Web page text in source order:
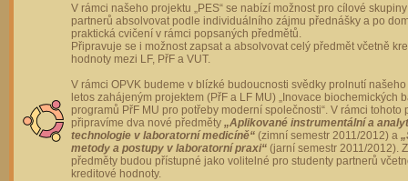
V rámci našeho projektu „PES“ se nabízí možnost pro cílové
partnerů absolvovat podle individuálního zájmu přednášky a po
praktická cvičení v rámci popsaných předmětů.
Připravuje se i možnost zapsat a absolvovat celý předmět včetně
hodnoty mezi LF, PřF a VUT.
V rámci OPVK budeme v blízké budoucnosti svědky prolnutí
letos zahájeným projektem (PřF a LF MU) „Inovace biochemických
programů PřF MU pro potřeby moderní společnosti“. V rámci tohoto
připravíme dva nové předměty „Aplikované instrumentální a
technologie v laboratorní medicíně“ (zimní semestr 2011/2012) a
metody a postupy v laboratorní praxi“ (jarní semestr 2011/2012).
předměty budou přístupné jako volitelné pro studenty partnerů
kreditové hodnoty.